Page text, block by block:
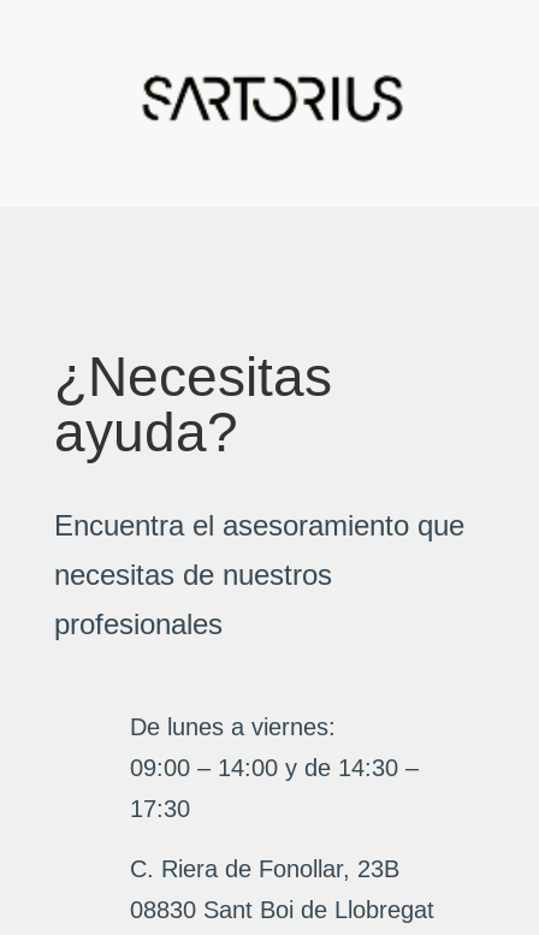
¿Necesitas
ayuda?
Encuentra el asesoramiento que
necesitas de nuestros
profesionales
De lunes a viernes:
09:00 – 14:00 y de 14:30 –
17:30
C. Riera de Fonollar, 23B
08830 Sant Boi de Llobregat